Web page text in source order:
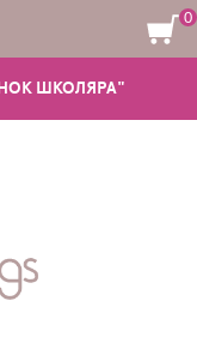
ШКОЛЯРА"
0